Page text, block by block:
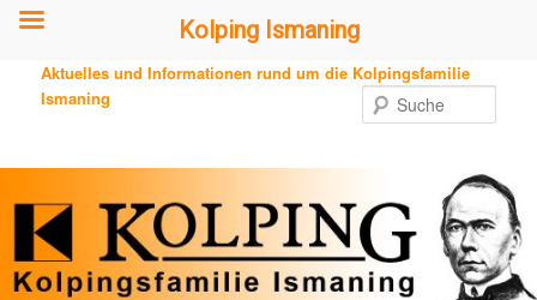
primären
Aktuelles und Informationen rund um die Kolpingsfamilie
Ismaning
Kolping Ismaning